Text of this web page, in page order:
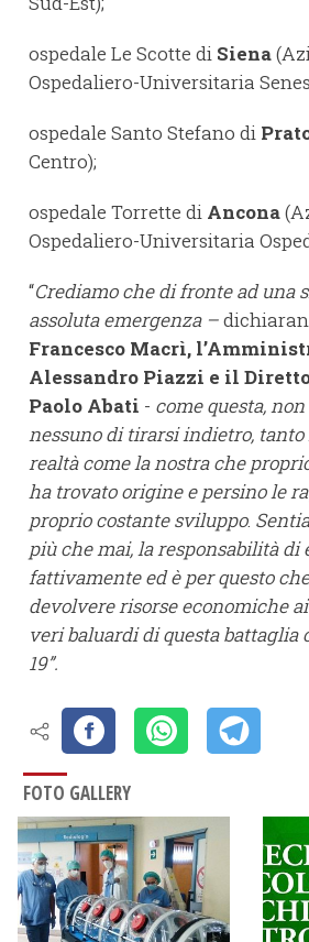
ospedale Le Scotte di Siena
Ospedaliero-Universitaria
ospedale Santo Stefano di
Centro);
ospedale Torrette di Ancona
Ospedaliero-Universitaria
“Crediamo che di fronte ad una
assoluta emergenza –
Francesco Macrì,
Alessandro Piazzi e il
Paolo Abati - come questa,
nessuno di tirarsi indietro, tanto
realtà come la nostra che
ha trovato origine e persino le
proprio costante sviluppo.
più che mai, la responsabilità di
fattivamente ed è per questo
devolvere risorse economiche
veri baluardi di questa battaglia
19”.
FOTO GALLERY